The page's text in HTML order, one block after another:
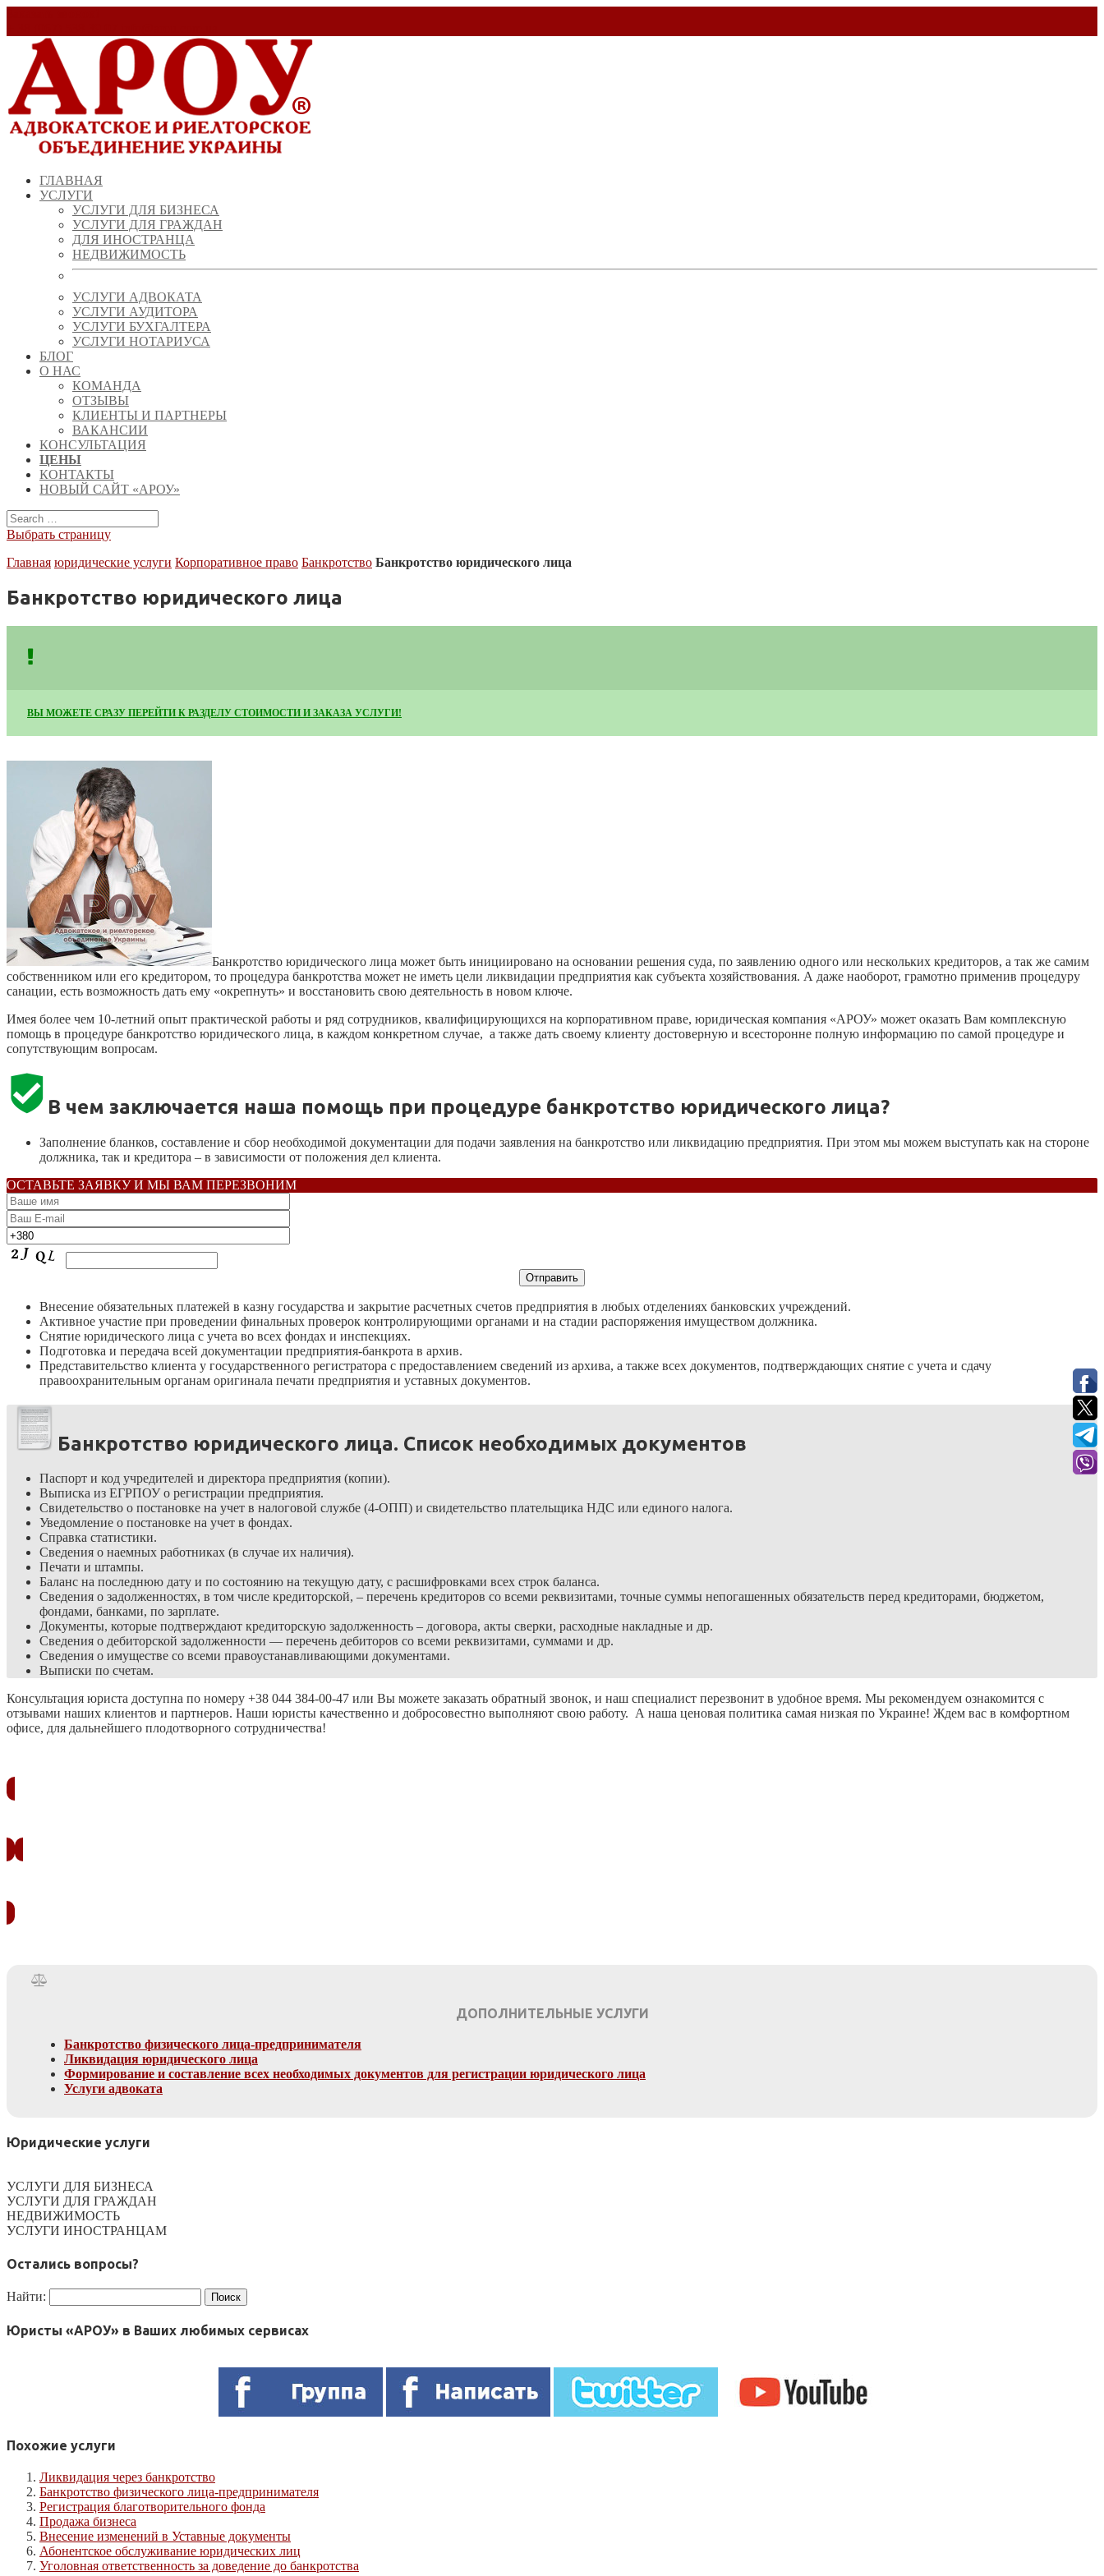
ГЛАВНАЯ
УСЛУГИ
УСЛУГИ ДЛЯ БИЗНЕСА
УСЛУГИ ДЛЯ ГРАЖДАН
ДЛЯ ИНОСТРАНЦА
НЕДВИЖИМОСТЬ
УСЛУГИ АДВОКАТА
УСЛУГИ АУДИТОРА
УСЛУГИ БУХГАЛТЕРА
УСЛУГИ НОТАРИУСА
БЛОГ
О НАС
КОМАНДА
ОТЗЫВЫ
КЛИЕНТЫ И ПАРТНЕРЫ
ВАКАНСИИ
КОНСУЛЬТАЦИЯ
ЦЕНЫ
КОНТАКТЫ
НОВЫЙ САЙТ «АРОУ»
Выбрать страницу
Главная юридические услуги Корпоративное право Банкротство Банкротство юридического лица
Банкротство юридического лица
ВЫ МОЖЕТЕ СРАЗУ ПЕРЕЙТИ К РАЗДЕЛУ СТОИМОСТИ И ЗАКАЗА УСЛУГИ!
Банкротство юридического лица может быть инициировано на основании решения суда, по заявлению одного или нескольких кредиторов, а так же самим
собственником или его кредитором, то процедура банкротства может не иметь цели ликвидации предприятия как субъекта хозяйствования. А даже наоборот, грамотно применив процедуру
санации, есть возможность дать ему «окрепнуть» и восстановить свою деятельность в новом ключе.
Имея более чем 10-летний опыт практической работы и ряд сотрудников, квалифицирующихся на корпоративном праве, юридическая компания «АРОУ» может оказать Вам комплексную
помощь в процедуре банкротство юридического лица, в каждом конкретном случае, а также дать своему клиенту достоверную и всесторонне полную информацию по самой процедуре и
сопутствующим вопросам.
В чем заключается наша помощь при процедуре банкротство юридического лица?
Заполнение бланков, составление и сбор необходимой документации для подачи заявления на банкротство или ликвидацию предприятия. При этом мы можем выступать как на стороне
должника, так и кредитора – в зависимости от положения дел клиента.
ОСТАВЬТЕ ЗАЯВКУ И МЫ ВАМ ПЕРЕЗВОНИМ
Внесение обязательных платежей в казну государства и закрытие расчетных счетов предприятия в любых отделениях банковских учреждений.
Активное участие при проведении финальных проверок контролирующими органами и на стадии распоряжения имуществом должника.
Снятие юридического лица с учета во всех фондах и инспекциях.
Подготовка и передача всей документации предприятия-банкрота в архив.
Представительство клиента у государственного регистратора с предоставлением сведений из архива, а также всех документов, подтверждающих снятие с учета и сдачу
правоохранительным органам оригинала печати предприятия и уставных документов.
Банкротство юридического лица. Список необходимых документов
Паспорт и код учредителей и директора предприятия (копии).
Выписка из ЕГРПОУ о регистрации предприятия.
Свидетельство о постановке на учет в налоговой службе (4-ОПП) и свидетельство плательщика НДС или единого налога.
Уведомление о постановке на учет в фондах.
Справка статистики.
Сведения о наемных работниках (в случае их наличия).
Печати и штампы.
Баланс на последнюю дату и по состоянию на текущую дату, с расшифровками всех строк баланса.
Сведения о задолженностях, в том числе кредиторской, – перечень кредиторов со всеми реквизитами, точные суммы непогашенных обязательств перед кредиторами, бюджетом,
фондами, банками, по зарплате.
Документы, которые подтверждают кредиторскую задолженность – договора, акты сверки, расходные накладные и др.
Сведения о дебиторской задолженности — перечень дебиторов со всеми реквизитами, суммами и др.
Сведения о имуществе со всеми правоустанавливающими документами.
Выписки по счетам.
Консультация юриста доступна по номеру +38 044 384-00-47 или Вы можете заказать обратный звонок, и наш специалист перезвонит в удобное время. Мы рекомендуем ознакомится с
отзывами наших клиентов и партнеров. Наши юристы качественно и добросовестно выполняют свою работу. А наша ценовая политика самая низкая по Украине! Ждем вас в комфортном
офисе, для дальнейшего плодотворного сотрудничества!
ДОПОЛНИТЕЛЬНЫЕ УСЛУГИ
Банкротство физического лица-предпринимателя
Ликвидация юридического лица
Формирование и составление всех необходимых документов для регистрации юридического лица
Услуги адвоката
Юридические услуги
УСЛУГИ ДЛЯ БИЗНЕСА
УСЛУГИ ДЛЯ ГРАЖДАН
НЕДВИЖИМОСТЬ
УСЛУГИ ИНОСТРАНЦАМ
Остались вопросы?
Найти:
Юристы «АРОУ» в Ваших любимых сервисах
Похожие услуги
Ликвидация через банкротство
Банкротство физического лица-предпринимателя
Регистрация благотворительного фонда
Продажа бизнеса
Внесение изменений в Уставные документы
Абонентское обслуживание юридических лиц
Уголовная ответственность за доведение до банкротства